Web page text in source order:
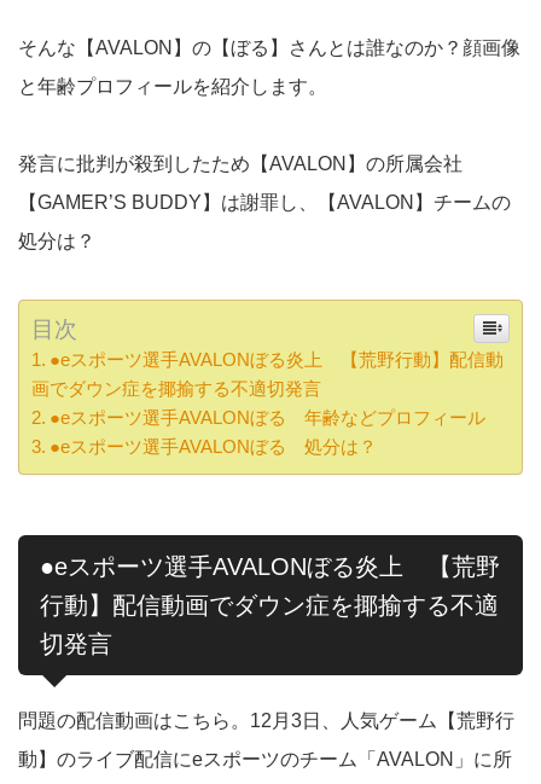
そんな【AVALON】の【ぼる】さんとは誰なのか？顔画像
と年齢プロフィールを紹介します。
発言に批判が殺到したため【AVALON】の所属会社
【GAMER’S BUDDY】は謝罪し、【AVALON】チームの
処分は？
目次
●eスポーツ選手AVALONぼる炎上 【荒野行動】配信動
画でダウン症を揶揄する不適切発言
●eスポーツ選手AVALONぼる 年齢などプロフィール
●eスポーツ選手AVALONぼる 処分は？
●eスポーツ選手AVALONぼる炎上 【荒野
行動】配信動画でダウン症を揶揄する不適
切発言
問題の配信動画はこちら。12月3日、人気ゲーム【荒野行
動】のライブ配信にeスポーツのチーム「AVALON」に所